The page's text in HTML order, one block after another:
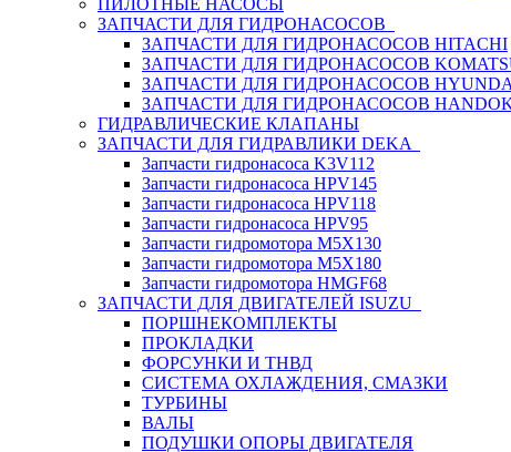
ПИЛОТНЫЕ НАСОСЫ
ЗАПЧАСТИ ДЛЯ ГИДРОНАСОСОВ
ЗАПЧАСТИ ДЛЯ ГИДРОНАСОСОВ HITACHI
ЗАПЧАСТИ ДЛЯ ГИДРОНАСОСОВ
ЗАПЧАСТИ ДЛЯ ГИДРОНАСОСОВ
ЗАПЧАСТИ ДЛЯ ГИДРОНАСОСОВ HANDOK
ГИДРАВЛИЧЕСКИЕ КЛАПАНЫ
ЗАПЧАСТИ ДЛЯ ГИДРАВЛИКИ DEKA
Запчасти гидронасоса K3V112
Запчасти гидронасоса HPV145
Запчасти гидронасоса HPV118
Запчасти гидронасоса HPV95
Запчасти гидромотора M5X130
Запчасти гидромотора M5X180
Запчасти гидромотора HMGF68
ЗАПЧАСТИ ДЛЯ ДВИГАТЕЛЕЙ ISUZU
ПОРШНЕКОМПЛЕКТЫ
ПРОКЛАДКИ
ФОРСУНКИ И ТНВД
СИСТЕМА ОХЛАЖДЕНИЯ, СМАЗКИ
ТУРБИНЫ
ВАЛЫ
ПОДУШКИ ОПОРЫ ДВИГАТЕЛЯ